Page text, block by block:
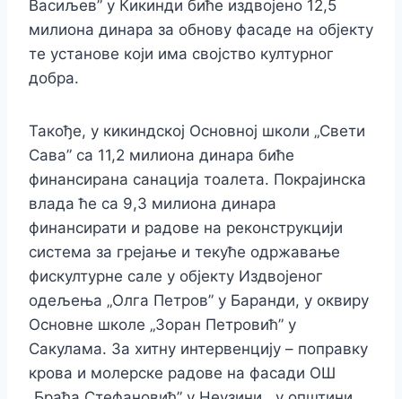
Васиљев” у Кикинди биће издвојено 12,5
милиона динара за обнову фасаде на објекту
те установе који има својство културног
добра.
Такође, у кикиндској Основној школи „Свети
Сава” са 11,2 милиона динара биће
финансирана санација тоалета. Покрајинска
влада ће са 9,3 милиона динара
финансирати и радове на реконструкцији
система за грејање и текуће одржавање
фискултурне сале у објекту Издвојеног
одељења „Олга Петров” у Баранди, у оквиру
Основне школе „Зоран Петровић” у
Сакулама. За хитну интервенцију – поправку
крова и молерске радове на фасади ОШ